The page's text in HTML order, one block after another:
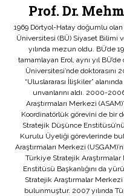
Prof. Dr.
1969 Dörtyol-Hatay doğumlu
Üniversitesi (BÜ) Siyaset Bilimi
yılında mezun oldu. BÜ’de
tamamlayan Erol, aynı yıl
Üniversitesi’nde doktorasını
“Uluslararası İlişkiler”
unvanlarını aldı. 2000-
Araştırmaları Merkezi
Koordinatörlük görevini de bir
Stratejik Düşünce
Kurulu Üyeliği görevlerinde
Araştırmaları Merkezi
Türkiye Stratejik Araştırmalar
Enstitüsü Başkanlığını da
Stratejik Araştırmalar
bulunmuştur. 2007 yılında